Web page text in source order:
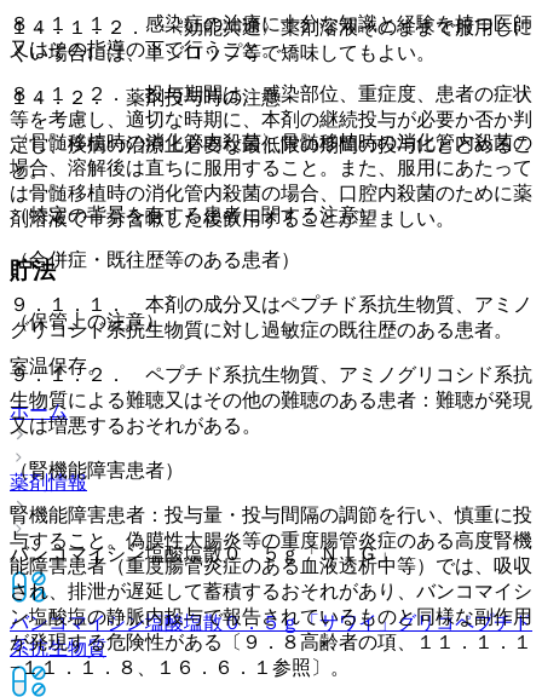
１４．１．２． 〈効能共通〉薬剤溶液そのままで服用しに
くい場合には、単シロップ等で矯味してもよい。
１４．２． 薬剤投与時の注意
〈骨髄移植時の消化管内殺菌〉骨髄移植時の消化管内殺菌の
場合、溶解後は直ちに服用すること。また、服用にあたって
は骨髄移植時の消化管内殺菌の場合、口腔内殺菌のために薬
剤溶液で十分含嗽した後飲用することが望ましい。
貯法
（保管上の注意）
室温保存。
ホーム
薬剤情報
バンコマイシン塩酸塩散０．５ｇ「ＮＩＧ」
バンコマイシン塩酸塩散０．５ｇ「サワイ」グリコペプチド
系抗生物質
８．１．１． 感染症の治療に十分な知識と経験を持つ医師
又はその指導の下で行うこと。
８．１．２． 投与期間は、感染部位、重症度、患者の症状
等を考慮し、適切な時期に、本剤の継続投与が必要か否か判
定し、疾病の治療上必要な最低限の期間の投与にとどめるこ
と。
（特定の背景を有する患者に関する注意）
（合併症・既往歴等のある患者）
９．１．１． 本剤の成分又はペプチド系抗生物質、アミノ
グリコシド系抗生物質に対し過敏症の既往歴のある患者。
９．１．２． ペプチド系抗生物質、アミノグリコシド系抗
生物質による難聴又はその他の難聴のある患者：難聴が発現
又は増悪するおそれがある。
（腎機能障害患者）
腎機能障害患者：投与量・投与間隔の調節を行い、慎重に投
与すること。偽膜性大腸炎等の重度腸管炎症のある高度腎機
能障害患者（重度腸管炎症のある血液透析中等）では、吸収
され、排泄が遅延して蓄積するおそれがあり、バンコマイシ
ン塩酸塩の静脈内投与で報告されているものと同様な副作用
が発現する危険性がある〔９．８高齢者の項、１１．１．１
−１１．１．８、１６．６．１参照〕。